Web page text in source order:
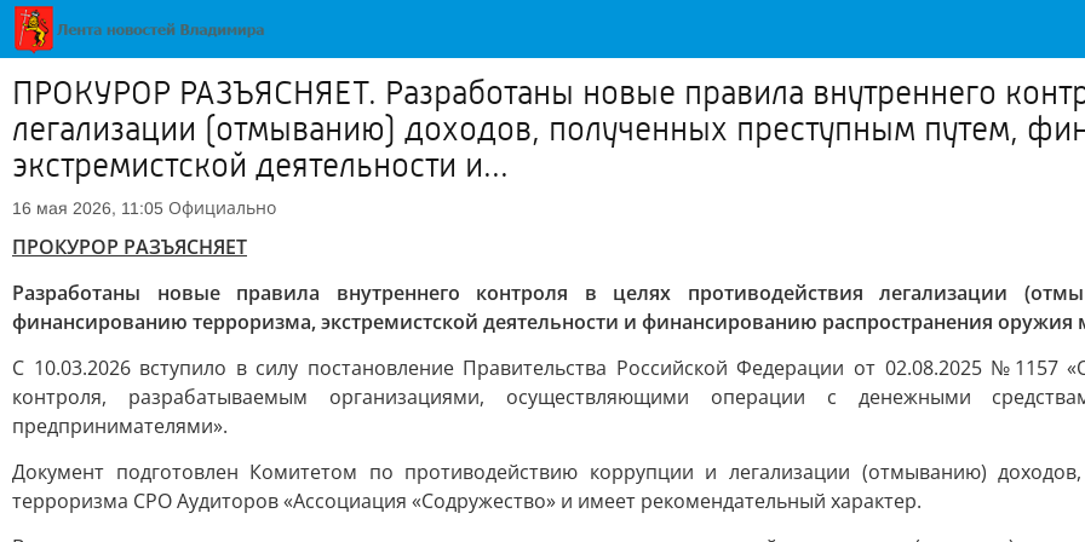
ПРОКУРОР РАЗЪЯСНЯЕТ. Разработаны новые правила внутреннего
легализации (отмыванию) доходов, полученных преступным путем,
экстремистской деятельности и...
16 мая 2026, 11:05 Официально
ПРОКУРОР РАЗЪЯСНЯЕТ
Разработаны новые правила внутреннего контроля в целях противодействия легализации
финансированию терроризма, экстремистской деятельности и финансированию распространения оружия
С 10.03.2026 вступило в силу постановление Правительства Российской Федерации от 02.08.2025 №1157
контроля, разрабатываемым организациями, осуществляющими операции с денежными
предпринимателями».
Документ подготовлен Комитетом по противодействию коррупции и легализации (отмыванию)
терроризма СРО Аудиторов «Ассоциация «Содружество» и имеет рекомендательный характер.